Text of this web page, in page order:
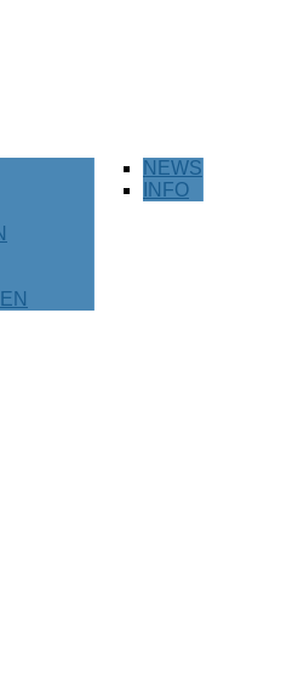
NEWS
INFO